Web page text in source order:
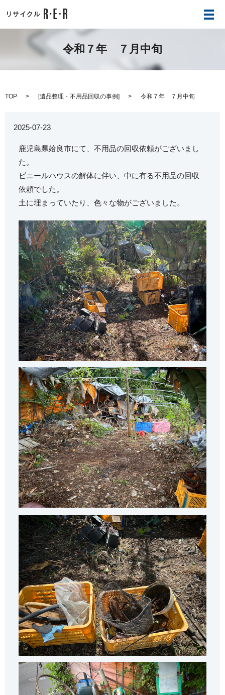
メ
令和７年 ７月中旬
TOP [遺品整理・不用品回収の事例] 令和７年 ７月中旬
2025-07-23
鹿児島県姶良市にて、不用品の回収依頼がございまし
た。
ビニールハウスの解体に伴い、中に有る不用品の回収
依頼でした。
土に埋まっていたり、色々な物がございました。